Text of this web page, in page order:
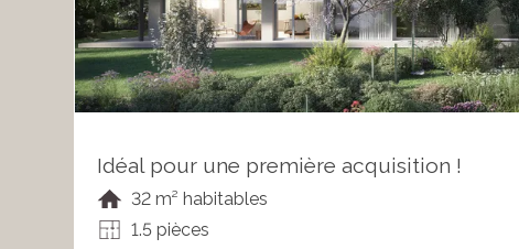
Idéal pour une première acquisition !
32 m² habitables
1.5 pièces